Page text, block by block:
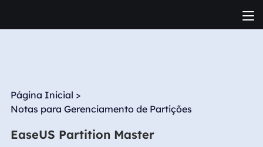
Página Inicial >
Notas para Gerenciamento de Partições
EaseUS Partition Master